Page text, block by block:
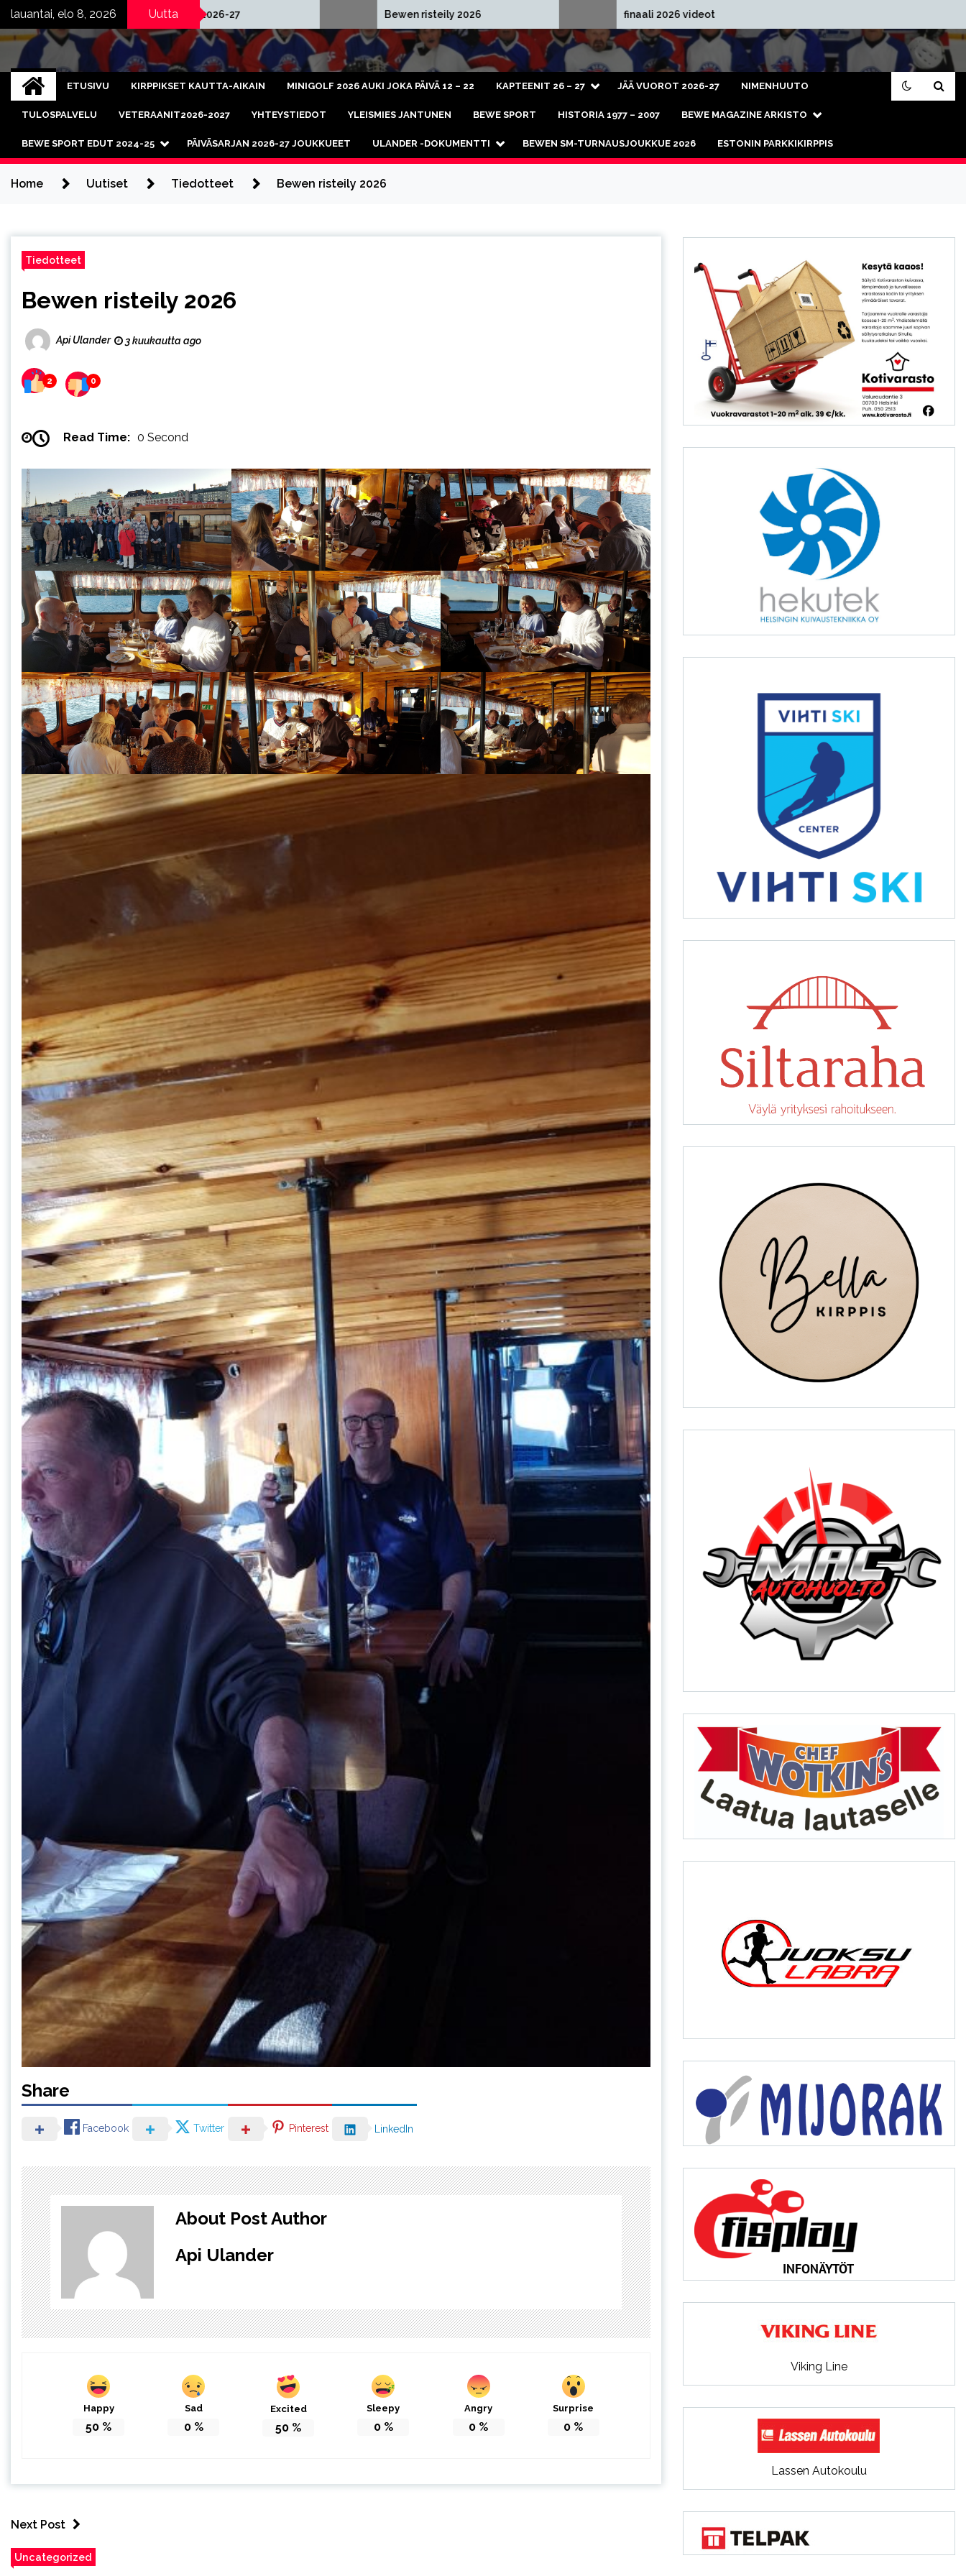
Skip
content
lauantai, elo 8, 2026 Uutta
Jää vuorot 2026-27 Bewen risteily 2026 finaali 2026 videot BEWE IK70 Finaali 2026
Bewe Sport
Kaukalopallo ja salibandy
ETUSIVU KIRPPIKSET KAUTTA-AIKAIN MINIGOLF 2026 AUKI JOKA PÄIVÄ 12 – 22 KAPTEENIT 26 – 27 JÄÄ VUOROT 2026-27 NIMENHUUTO
TULOSPALVELU VETERAANIT2026-2027 YHTEYSTIEDOT YLEISMIES JANTUNEN BEWE SPORT HISTORIA 1977 – 2007 BEWE MAGAZINE ARKISTO
BEWE SPORT EDUT 2024-25 PÄIVÄSARJAN 2026-27 JOUKKUEET ULANDER -DOKUMENTTI BEWEN SM-TURNAUSJOUKKUE 2026 ESTONIN PARKKIKIRPPIS
Home Uutiset Tiedotteet Bewen risteily 2026
Tiedotteet
Bewen risteily 2026
Api Ulander 3 kuukautta ago
2 0
Read Time: 0 Second
Share
Facebook Twitter Pinterest LinkedIn
About Post Author
Api Ulander
Happy
50 %
Sad
0%
Excited
50 %
Sleepy
0%
Angry
0 %
Surprise
0 %
Next Post
Uncategorized
Viking Line
Lassen Autokoulu